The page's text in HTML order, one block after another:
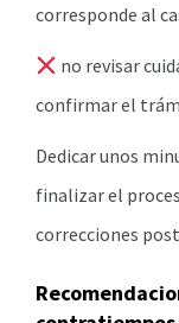
corresponde al
no revisar
confirmar el
Dedicar unos
finalizar el
correcciones